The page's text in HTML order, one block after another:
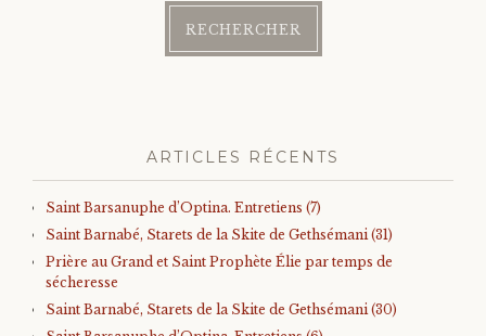
ARTICLES RÉCENTS
Saint Barsanuphe d’Optina. Entretiens (7)
Saint Barnabé, Starets de la Skite de Gethsémani (31)
Prière au Grand et Saint Prophète Élie par temps de
sécheresse
Saint Barnabé, Starets de la Skite de Gethsémani (30)